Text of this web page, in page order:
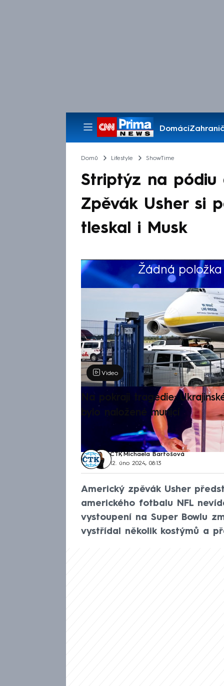
Domácí
Pořady
Domů Lifestyle ShowTime
Striptýz na pódiu
Zpěvák Usher si
tleskal i Musk
Žádná
Výběr redakce
Video
Na pokraji tragédie:
bylo naložené municí
ČTK, Michaela Bartošová
12. úno 2024, 08:13
Americký zpěvák Usher
amerického fotbalu NFL
vystoupení na Super Bowlu
vystřídal několik kostýmů a